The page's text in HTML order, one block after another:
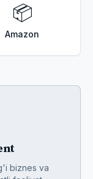
📦
Amazon
biznes va